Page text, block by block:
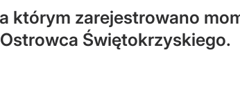
którym zarejestrowano
Świętokrzyskiego.